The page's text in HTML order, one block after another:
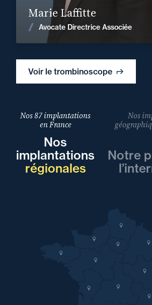
Voir le trombinoscope
Marie Laffitte
Avocate Directrice Associée
Voir les actualités
Nos 87 implantations
en France
Nos
implantations
régionales
Nos
Notre